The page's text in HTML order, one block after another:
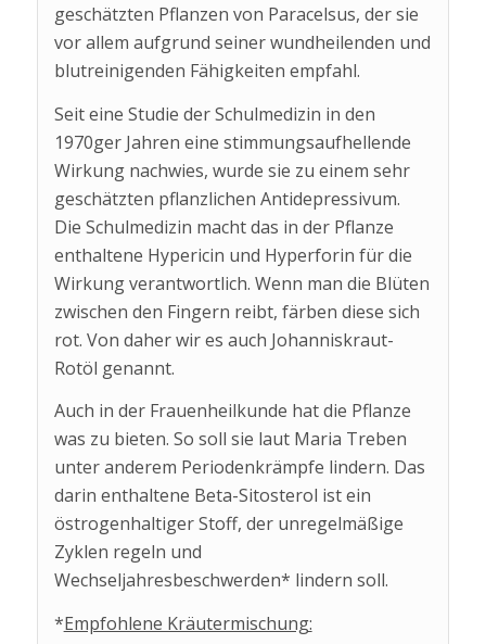
geschätzten Pflanzen von Paracelsus, der sie
vor allem aufgrund seiner wundheilenden und
blutreinigenden Fähigkeiten empfahl.
Seit eine Studie der Schulmedizin in den
1970ger Jahren eine stimmungsaufhellende
Wirkung nachwies, wurde sie zu einem sehr
geschätzten pflanzlichen Antidepressivum.
Die Schulmedizin macht das in der Pflanze
enthaltene Hypericin und Hyperforin für die
Wirkung verantwortlich. Wenn man die Blüten
zwischen den Fingern reibt, färben diese sich
rot. Von daher wir es auch Johanniskraut-
Rotöl genannt.
Auch in der Frauenheilkunde hat die Pflanze
was zu bieten. So soll sie laut Maria Treben
unter anderem Periodenkrämpfe lindern. Das
darin enthaltene Beta-Sitosterol ist ein
östrogenhaltiger Stoff, der unregelmäßige
Zyklen regeln und
Wechseljahresbeschwerden* lindern soll.
*Empfohlene Kräutermischung: